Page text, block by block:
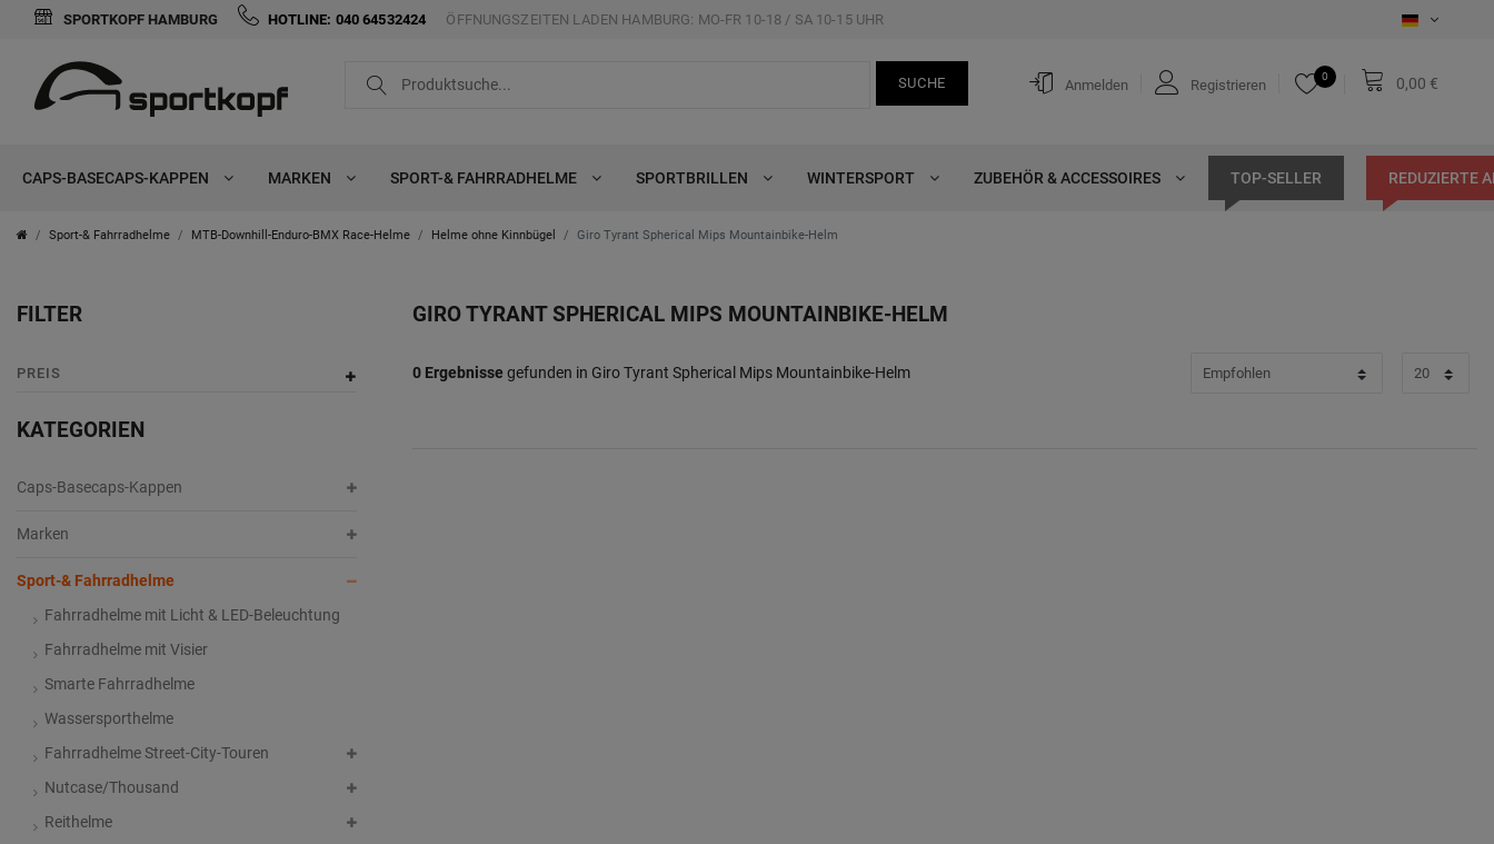
SPORTKOPF HAMBURG HOTLINE: 040 64532424 ÖFFNUNGSZEITEN LADEN HAMBURG: MO-FR 10-18 / SA 10-15 UHR
SUCHE Anmelden Registrieren
0 0,00 €
CAPS-BASECAPS-KAPPEN MARKEN SPORT-& FAHRRADHELME SPORTBRILLEN WINTERSPORT ZUBEHÖR & ACCESSOIRES TOP-SELLER REDUZIERTE
Sport-& Fahrradhelme MTB-Downhill-Enduro-BMX Race-Helme Helme ohne Kinnbügel Giro Tyrant Spherical Mips Mountainbike-Helm
FILTER
PREIS
KATEGORIEN
Caps-Basecaps-Kappen
Marken
Sport-& Fahrradhelme
Fahrradhelme mit Licht & LED-Beleuchtung
Fahrradhelme mit Visier
Smarte Fahrradhelme
Wassersporthelme
Fahrradhelme Street-City-Touren
Nutcase/Thousand
Reithelme
GIRO TYRANT SPHERICAL MIPS MOUNTAINBIKE-HELM
0 Ergebnisse gefunden in Giro Tyrant Spherical Mips Mountainbike-Helm
FILTER
P
e